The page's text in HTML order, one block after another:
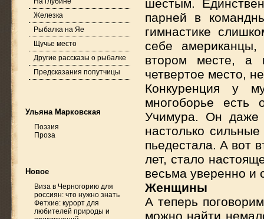
Железка
Рыбалка на Яе
Щучье место
Другие рассказы о рыбалке
Предсказания попутчицы
Ульяна Марковская
Поэзия
Проза
Новое
Виза в Черногорию для
россиян: что нужно знать
Фетхие: курорт для
любителей природы и
шестым.
парней в
гимнастике
себе
втором месте, а
четвертое место,
Конкуренция у
многоборье есть
Учимура. Он даже
настолько
пьедестала. А вот
лет, стало
весьма уверенно и
Женщины
А теперь
можно найти